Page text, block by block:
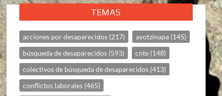
TEMAS
acciones por desaparecidos (217) ayotzinapa (145)
búsqueda de desaparecidos (593) cnte (148)
colectivos de búsqueda de desaparecidos (413)
conflictos laborales (465)